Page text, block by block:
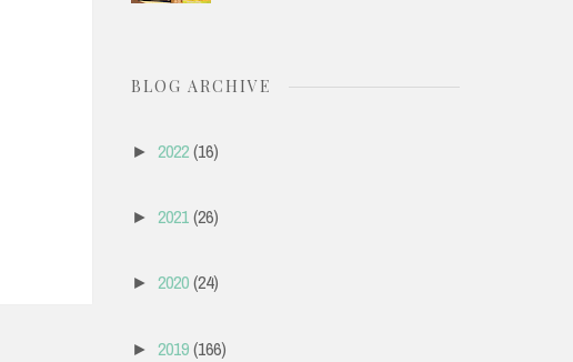
BLOG ARCHIVE
► 2022 (16)
► 2021 (26)
► 2020 (24)
► 2019 (166)